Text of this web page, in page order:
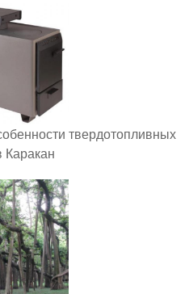
твердотопливных
Каракан